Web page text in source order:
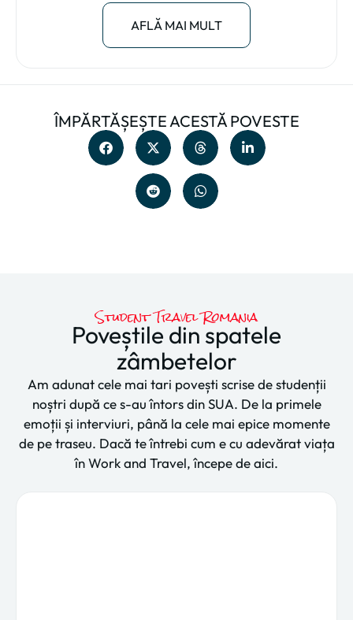
AFLĂ MAI MULT
ÎMPĂRTĂȘEȘTE ACESTĂ POVESTE
Student Travel Romania
Poveștile din spatele
zâmbetelor
Am adunat cele mai tari povești scrise de studenții
noștri după ce s-au întors din SUA. De la primele
emoții și interviuri, până la cele mai epice momente
de pe traseu. Dacă te întrebi cum e cu adevărat viața
în Work and Travel, începe de aici.